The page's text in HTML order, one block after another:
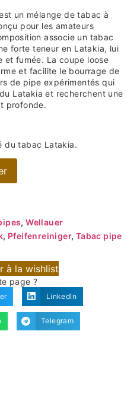
un mélange de tabac à
pour les amateurs
associe un tabac
forte teneur en Latakia, lui
et fumée. La coupe loose
et facilite le bourrage de
de pipe expérimentés qui
Latakia et recherchent une
profonde.
du tabac Latakia.
,Wellauer
, Pfeifenreiniger, Tabac pipe
à la wishlist
page ?
LinkedIn
Telegram